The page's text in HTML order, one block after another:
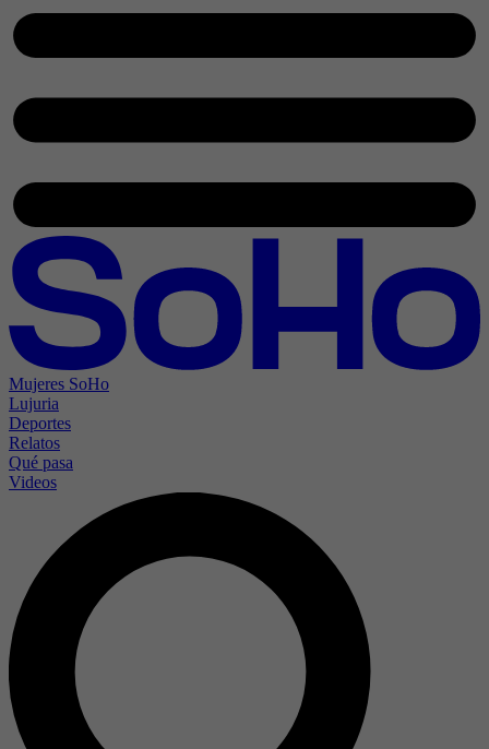
Mujeres SoHo
Lujuria
Deportes
Relatos
Qué pasa
Videos